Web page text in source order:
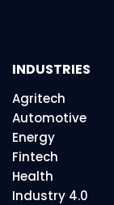
INDUSTRIES
Agritech
Automotive
Energy
Fintech
Health
Industry 4.0